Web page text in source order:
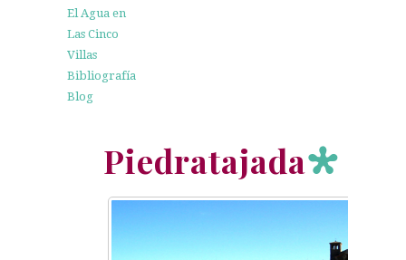
El Agua en
Las Cinco
Villas
Bibliografía
Blog
Piedratajada